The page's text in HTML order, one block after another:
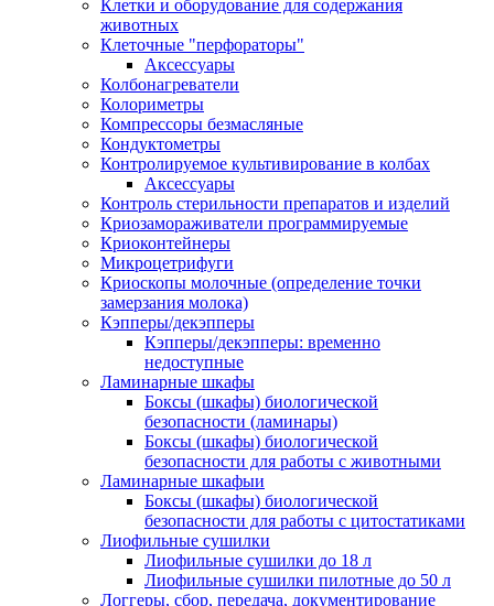
Клетки и оборудование для содержания
животных
Клеточные "перфораторы"
Аксессуары
Колбонагреватели
Колориметры
Компрессоры безмасляные
Кондуктометры
Контролируемое культивирование в колбах
Аксессуары
Контроль стерильности препаратов и изделий
Криозамораживатели программируемые
Криоконтейнеры
Микроцетрифуги
Криоскопы молочные (определение точки
замерзания молока)
Кэпперы/декэпперы
Кэпперы/декэпперы: временно
недоступные
Ламинарные шкафы
Боксы (шкафы) биологической
безопасности (ламинары)
Боксы (шкафы) биологической
безопасности для работы с животными
Ламинарные шкафыи
Боксы (шкафы) биологической
безопасности для работы с цитостатиками
Лиофильные сушилки
Лиофильные сушилки до 18 л
Лиофильные сушилки пилотные до 50 л
Логгеры, сбор, передача, документирование